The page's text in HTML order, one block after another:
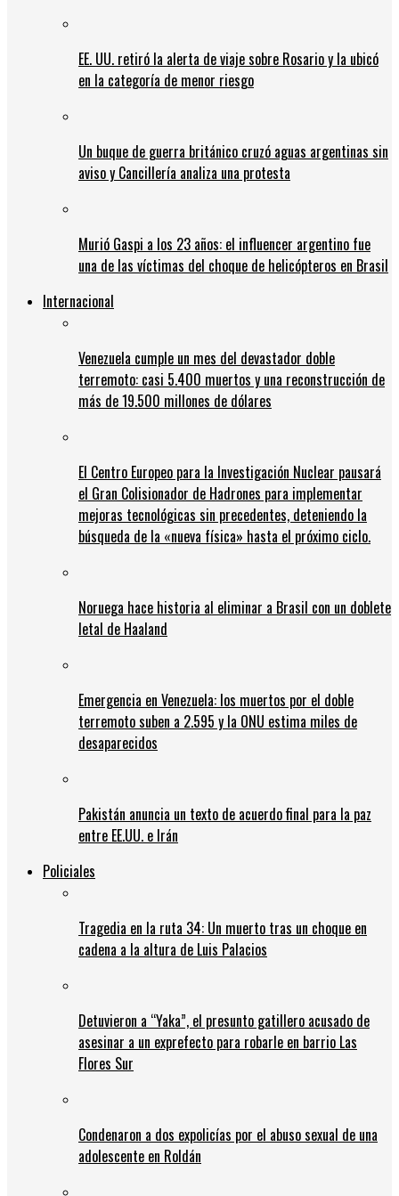
EE. UU. retiró la alerta de viaje sobre Rosario y la ubicó
en la categoría de menor riesgo
Un buque de guerra británico cruzó aguas argentinas sin
aviso y Cancillería analiza una protesta
Murió Gaspi a los 23 años: el influencer argentino fue
una de las víctimas del choque de helicópteros en Brasil
Internacional
Venezuela cumple un mes del devastador doble
terremoto: casi 5.400 muertos y una reconstrucción de
más de 19.500 millones de dólares
El Centro Europeo para la Investigación Nuclear pausará
el Gran Colisionador de Hadrones para implementar
mejoras tecnológicas sin precedentes, deteniendo la
búsqueda de la «nueva física» hasta el próximo ciclo.
Noruega hace historia al eliminar a Brasil con un doblete
letal de Haaland
Emergencia en Venezuela: los muertos por el doble
terremoto suben a 2.595 y la ONU estima miles de
desaparecidos
Pakistán anuncia un texto de acuerdo final para la paz
entre EE.UU. e Irán
Policiales
Tragedia en la ruta 34: Un muerto tras un choque en
cadena a la altura de Luis Palacios
Detuvieron a “Yaka”, el presunto gatillero acusado de
asesinar a un exprefecto para robarle en barrio Las
Flores Sur
Condenaron a dos expolicías por el abuso sexual de una
adolescente en Roldán